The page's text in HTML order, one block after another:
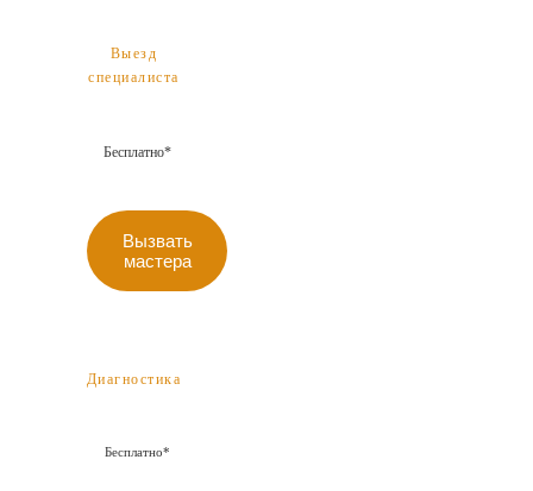
Выезд
специалиста
Бесплатно*
Вызвать
мастера
Диагностика
Бесплатно*